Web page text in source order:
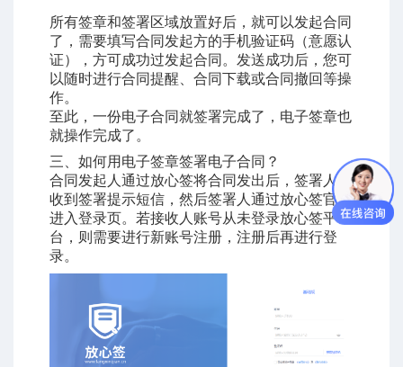
所有签章和签署区域放置好后，就可以发起合同
了，需要填写合同发起方的手机验证码（意愿认
证），方可成功过发起合同。发送成功后，您可
以随时进行合同提醒、合同下载或合同撤回等操
作。
至此，一份电子合同就签署完成了，电子签章也
就操作完成了。
三、如何用电子签章签署电子合同 ？
合同发起人通过放心签将合同发出后，签署人会
收到签署提示短信，然后签署人通过放心签官网
进入登录页。若接收人账号从未登录放心签平
台，则需要进行新账号注册，注册后再进行登
录。